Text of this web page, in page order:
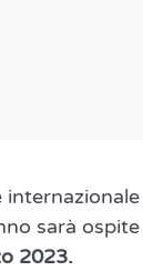
sarà ospite
2023.